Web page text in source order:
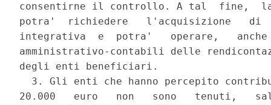
consentirne il controllo. A tal  fine,  la
potra'  richiedere   l'acquisizione   di
integrativa  e  potra'   operare,
amministrativo-contabili delle
degli enti beneficiari.
3. Gli enti che hanno percepito
20.000   euro   non   sono   tenuti,